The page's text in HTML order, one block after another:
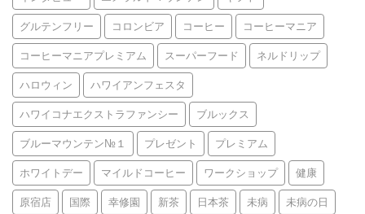
グルテンフリー コロンビア コーヒー コーヒーマニア
コーヒーマニアプレミアム スーパーフード ネルドリップ
ハロウィン ハワイアンフェスタ
ハワイコナエクストラファンシー ブルックス
ブルーマウンテン№１ プレゼント プレミアム
ホワイトデー マイルドコーヒー ワークショップ 健康
原宿店 国際 幸修園 新茶 日本茶 未病 未病の日